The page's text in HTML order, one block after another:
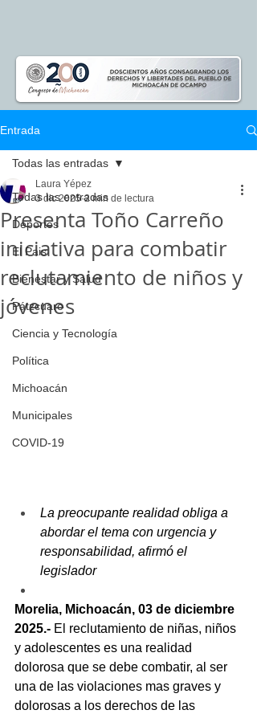
Entrada
Todas las entradas
Deportes
El Pais
Bienestar y Salud
Pátzcuaro
Ciencia y Tecnología
Política
Michoacán
Municipales
COVID-19
Todas las entradas
Presenta Toño Carreño
iniciativa para combatir
reclutamiento de niños y
jóvenes
Laura Yépez
3 dic 2025 2 min de lectura
La preocupante realidad obliga a
abordar el tema con urgencia y
responsabilidad, afirmó el
legislador
Morelia, Michoacán, 03 de diciembre
2025.- El reclutamiento de niñas, niños
y adolescentes es una realidad
dolorosa que se debe combatir, al ser
una de las violaciones mas graves y
dolorosas a los derechos de las